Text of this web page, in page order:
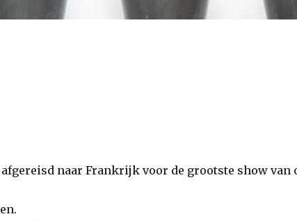
afgereisd naar Frankrijk voor de grootste show van